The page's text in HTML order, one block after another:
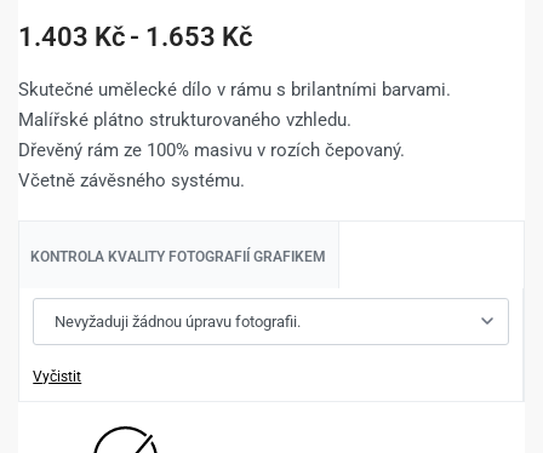
1.403 Kč 1.653 Kč
Skutečné umělecké dílo v rámu s brilantními barvami.
Malířské plátno strukturovaného vzhledu.
Dřevěný rám ze 100% masivu v rozích čepovaný.
Včetně závěsného systému.
KONTROLA KVALITY FOTOGRAFIÍ GRAFIKEM
Vyčistit